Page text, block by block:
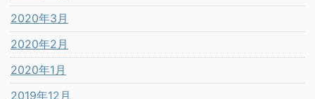
2020年3月
2020年2月
2020年1月
2019年12月